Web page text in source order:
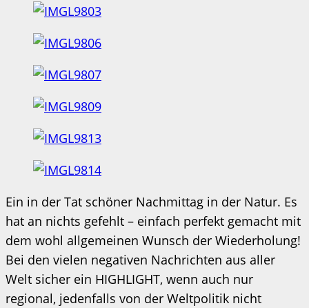
Ein in der Tat schöner Nachmittag in der Natur. Es
hat an nichts gefehlt – einfach perfekt gemacht mit
dem wohl allgemeinen Wunsch der Wiederholung!
Bei den vielen negativen Nachrichten aus aller
Welt sicher ein HIGHLIGHT, wenn auch nur
regional, jedenfalls von der Weltpolitik nicht